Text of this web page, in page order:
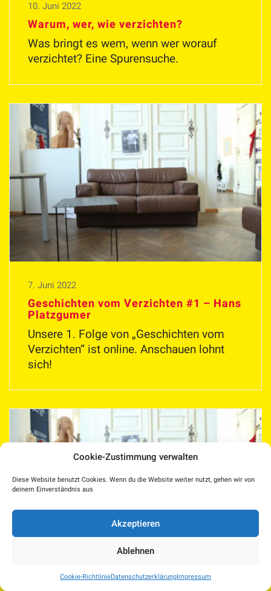
Cookie-Zustimmung verwalten
Diese Website benutzt Cookies. Wenn du die Website weiter nutzt, gehen wir von
deinem Einverständnis aus
Akzeptieren
Ablehnen
Cookie-RichtlinieDatenschutzerklärungImpressum
10. Juni 2022
Warum, wer, wie verzichten?
Was bringt es wem, wenn wer worauf
verzichtet? Eine Spurensuche.
7. Juni 2022
Geschichten vom Verzichten #1 – Hans
Platzgumer
Unsere 1. Folge von „Geschichten vom
Verzichten“ ist online. Anschauen lohnt
sich!